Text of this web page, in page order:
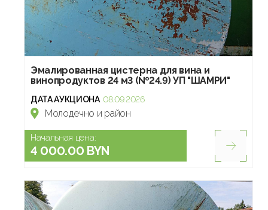
Эмалированная цистерна для вина и
винопродуктов 24 м3 (№24.9) УП "ШАМРИ"
ДАТА АУКЦИОНА 08.09.2026
Молодечно и район
Начальная цена:
4 000.00 BYN